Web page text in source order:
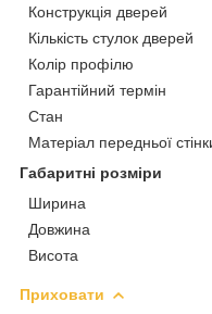
Конструкція дверей
Кількість стулок дверей
Колір профілю
Гарантійний термін
Стан
Матеріал передньої
Габаритні розміри
Ширина
Довжина
Висота
Приховати